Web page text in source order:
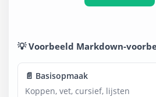
💡 Voorbeeld Markdown-
📄 Basisopmaak
Koppen, vet, cursief, lijsten